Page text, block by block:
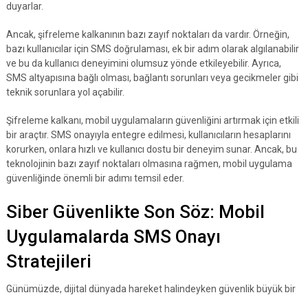
duyarlar.
Ancak, şifreleme kalkanının bazı zayıf noktaları da vardır. Örneğin,
bazı kullanıcılar için SMS doğrulaması, ek bir adım olarak algılanabilir
ve bu da kullanıcı deneyimini olumsuz yönde etkileyebilir. Ayrıca,
SMS altyapısına bağlı olması, bağlantı sorunları veya gecikmeler gibi
teknik sorunlara yol açabilir.
Şifreleme kalkanı, mobil uygulamaların güvenliğini artırmak için etkili
bir araçtır. SMS onayıyla entegre edilmesi, kullanıcıların hesaplarını
korurken, onlara hızlı ve kullanıcı dostu bir deneyim sunar. Ancak, bu
teknolojinin bazı zayıf noktaları olmasına rağmen, mobil uygulama
güvenliğinde önemli bir adımı temsil eder.
Siber Güvenlikte Son Söz: Mobil
Uygulamalarda SMS Onayı
Stratejileri
Günümüzde, dijital dünyada hareket halindeyken güvenlik büyük bir